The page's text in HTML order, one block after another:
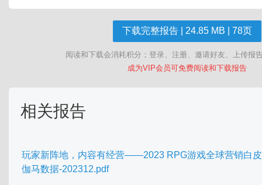
下载完整报告 | 24.85 MB | 78页
阅读和下载会消耗积分；登录、注册、邀请好友、上传报
成为VIP会员可免费阅读和下载报告
相关报告
玩家新阵地，内容有经营——2023 RPG游戏全球营销白
伽马数据-202312.pdf